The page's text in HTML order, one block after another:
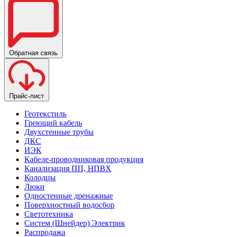
Обратная связь
Прайс-лист
Геотекстиль
Греющий кабель
Двухстенные трубы
ДКС
ИЭК
Кабеле-проводниковая продукция
Канализация ПП, НПВХ
Колодцы
Люки
Одностенные дренажные
Поверхностный водосбор
Светотехника
Систем (Шнейдер) Электрик
Распродажа